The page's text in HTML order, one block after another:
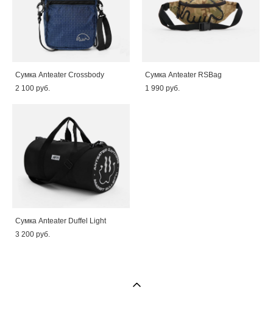
Сумка Anteater Crossbody
2 100 pуб.
Сумка Anteater RSBag
1 990 pуб.
Сумка Anteater Duffel Light
3 200 pуб.